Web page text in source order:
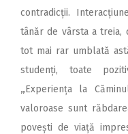
contradicții.
tânăr de vârsta a treia,
tot mai rar umblată
studenți, toate
„Experiența la
valoroase sunt
povești de viață